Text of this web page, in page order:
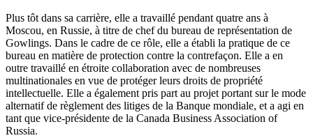
Plus tôt dans sa carrière, elle a travaillé pendant quatre ans à
Moscou, en Russie, à titre de chef du bureau de représentation de
Gowlings. Dans le cadre de ce rôle, elle a établi la pratique de ce
bureau en matière de protection contre la contrefaçon. Elle a en
outre travaillé en étroite collaboration avec de nombreuses
multinationales en vue de protéger leurs droits de propriété
intellectuelle. Elle a également pris part au projet portant sur le mode
alternatif de règlement des litiges de la Banque mondiale, et a agi en
tant que vice-présidente de la Canada Business Association of
Russia.